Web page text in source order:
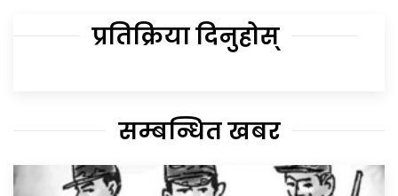
प्रतिक्रिया दिनुहोस्
सम्बन्धित खबर